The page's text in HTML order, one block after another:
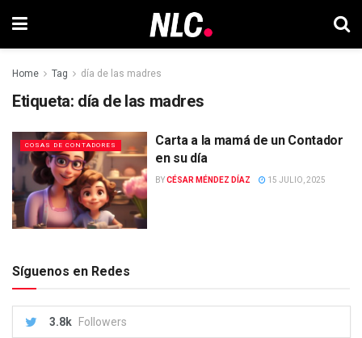
Home Tag día de las madres
Etiqueta: día de las madres
COSAS DE CONTADORES
Carta a la mamá de un Contador
en su día
BYCÉSAR MÉNDEZ DÍAZ 15 JULIO, 2025
Síguenos en Redes
3.8k Followers